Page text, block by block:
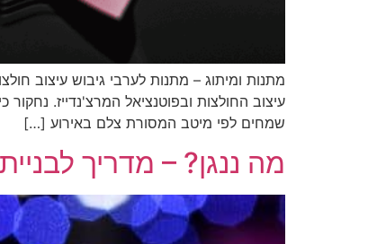
מתנות ומיתוג – מתנות לערבי גיבוש עיצוב
עיצוב החולצות ובפוטנציאל המרצ'נדייז.
שמחים לפי מיטב המסורת צלם באירוע […]
מה ננגן? – מדריך